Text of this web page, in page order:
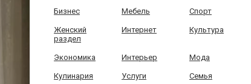
Бизнес Мебель Спорт
Женский
раздел
Интернет Культура
Экономика Интерьер Мода
Кулинария Услуги Семья